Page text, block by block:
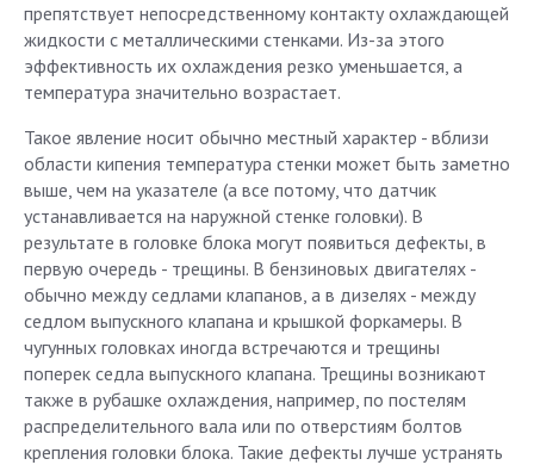
препятствует непосредственному контакту охлаждающей
жидкости с металлическими стенками. Из-за этого
эффективность их охлаждения резко уменьшается, а
температура значительно возрастает.
Такое явление носит обычно местный характер - вблизи
области кипения температура стенки может быть заметно
выше, чем на указателе (а все потому, что датчик
устанавливается на наружной стенке головки). В
результате в головке блока могут появиться дефекты, в
первую очередь - трещины. В бензиновых двигателях -
обычно между седлами клапанов, а в дизелях - между
седлом выпускного клапана и крышкой форкамеры. В
чугунных головках иногда встречаются и трещины
поперек седла выпускного клапана. Трещины возникают
также в рубашке охлаждения, например, по постелям
распределительного вала или по отверстиям болтов
крепления головки блока. Такие дефекты лучше устранять